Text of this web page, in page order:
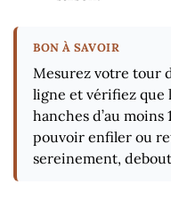
Mesurez votre tour
ligne et vérifiez que
hanches d’au
pouvoir enfiler ou
sereinement,